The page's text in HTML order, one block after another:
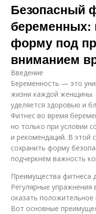
Безопасный
беременных:
форму под
вниманием
Введение
Беременность — это
жизни каждой женщины.
уделяется здоровью и
Фитнес во время
но только при условии
и рекомендаций. В этой
сохранить форму
подчеркнём важность
Преимущества фитнеса
Регулярные
оказать
Вот основные